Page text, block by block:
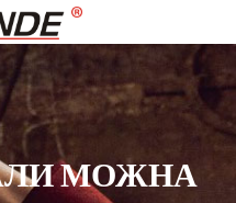
МОЖНА